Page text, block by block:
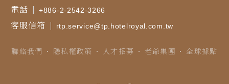
電話 +886-2-2542-3266
客服信箱 rtp.service@tp.hotelroyal.com.tw
聯絡我們 隱私權政策 人才招募 老爺集團 全球據點